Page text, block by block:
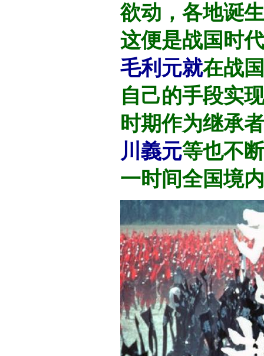
欲动，各地诞
这便是战国时
毛利元就在战
自己的手段实
时期作为继承
川義元等也不
一时间全国境